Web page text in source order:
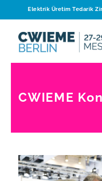
Elektrik Üretim Tedarik
CWIEME